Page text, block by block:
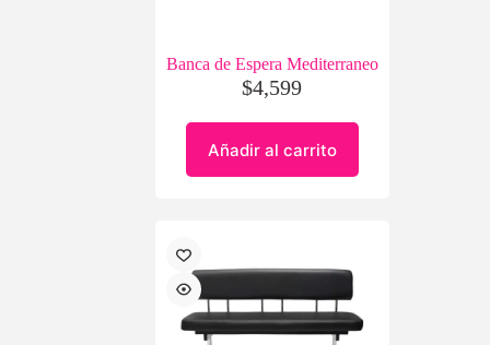
Banca de Espera Mediterraneo
$4,599
Añadir al carrito